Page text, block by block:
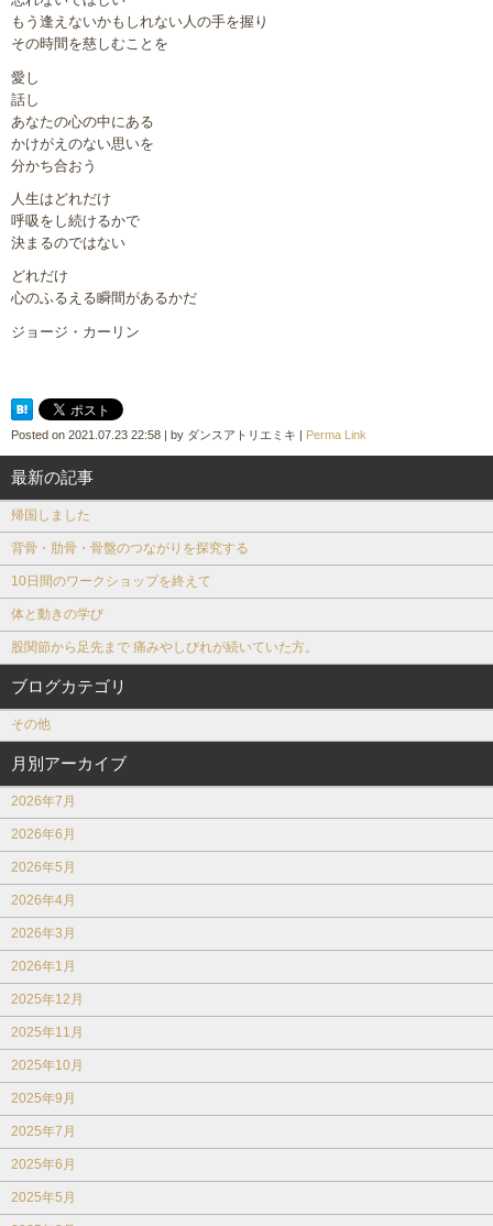
もう逢えないかもしれない人の手を握り
その時間を慈しむことを
愛し
話し
あなたの心の中にある
かけがえのない思いを
分かち合おう
人生はどれだけ
呼吸をし続けるかで
決まるのではない
どれだけ
心のふるえる瞬間があるかだ
ジョージ・カーリン
Posted on 2021.07.23 22:58 | by ダンスアトリエミキ | Perma Link
最新の記事
帰国しました
背骨・肋骨・骨盤のつながりを探究する
10日間のワークショップを終えて
体と動きの学び
股関節から足先まで 痛みやしびれが続いていた方。
ブログカテゴリ
その他
月別アーカイブ
2026年7月
2026年6月
2026年5月
2026年4月
2026年3月
2026年1月
2025年12月
2025年11月
2025年10月
2025年9月
2025年7月
2025年6月
2025年5月